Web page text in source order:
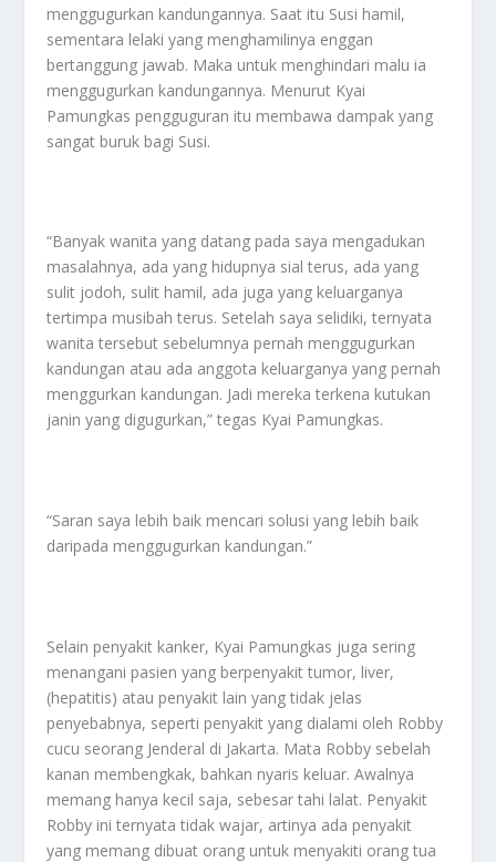
menggugurkan kandungannya. Saat itu Susi hamil,
sementara lelaki yang menghamilinya enggan
bertanggung jawab. Maka untuk menghindari malu ia
menggugurkan kandungannya. Menurut Kyai
Pamungkas pengguguran itu membawa dampak yang
sangat buruk bagi Susi.
“Banyak wanita yang datang pada saya mengadukan
masalahnya, ada yang hidupnya sial terus, ada yang
sulit jodoh, sulit hamil, ada juga yang keluarganya
tertimpa musibah terus. Setelah saya selidiki, ternyata
wanita tersebut sebelumnya pernah menggugurkan
kandungan atau ada anggota keluarganya yang pernah
menggurkan kandungan. Jadi mereka terkena kutukan
janin yang digugurkan,” tegas Kyai Pamungkas.
“Saran saya lebih baik mencari solusi yang lebih baik
daripada menggugurkan kandungan.”
Selain penyakit kanker, Kyai Pamungkas juga sering
menangani pasien yang berpenyakit tumor, liver,
(hepatitis) atau penyakit lain yang tidak jelas
penyebabnya, seperti penyakit yang dialami oleh Robby
cucu seorang Jenderal di Jakarta. Mata Robby sebelah
kanan membengkak, bahkan nyaris keluar. Awalnya
memang hanya kecil saja, sebesar tahi lalat. Penyakit
Robby ini ternyata tidak wajar, artinya ada penyakit
yang memang dibuat orang untuk menyakiti orang tua